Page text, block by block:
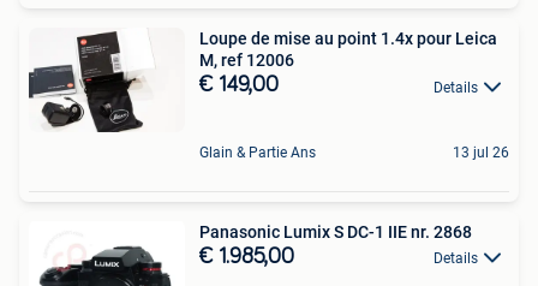
Loupe de mise au point 1.4x pour Leica
M, ref 12006
€ 149,00 Details
Glain & Partie Ans 13 jul 26
Panasonic Lumix S DC-1 IIE nr. 2868
€ 1.985,00 Details